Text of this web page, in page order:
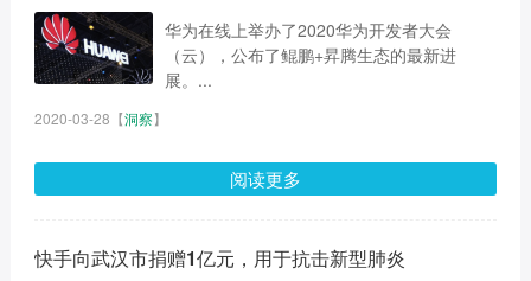
华为在线上举办了2020华为开发者大会
（云），公布了鲲鹏+昇腾生态的最新进
展。...
2020-03-28 【洞察】
阅读更多
快手向武汉市捐赠1亿元，用于抗击新型肺炎